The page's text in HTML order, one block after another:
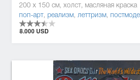
200 x 150 см, холст, масляная краска
поп-арт, реализм, леттризм,
8.000 USD